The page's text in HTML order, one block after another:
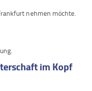
nehmen möchte.
im Kopf